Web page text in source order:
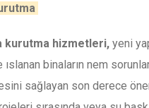
kurutma hizmetleri, yeni
binaların nem
sağlayan son derece